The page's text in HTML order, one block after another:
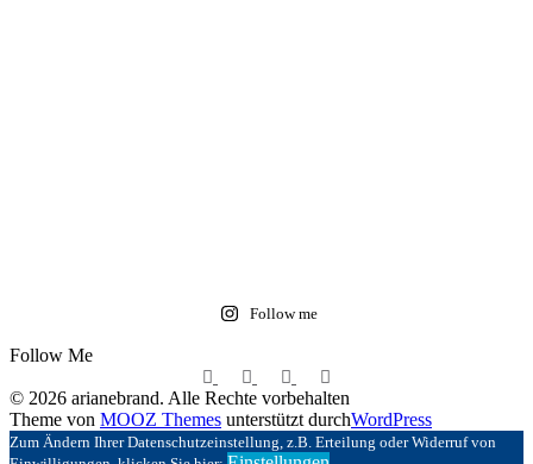
Follow me
Follow Me
© 2026 arianebrand. Alle Rechte vorbehalten
Theme von MOOZ Themes unterstützt durchWordPress
Zum Ändern Ihrer Datenschutzeinstellung, z.B. Erteilung oder Widerruf von